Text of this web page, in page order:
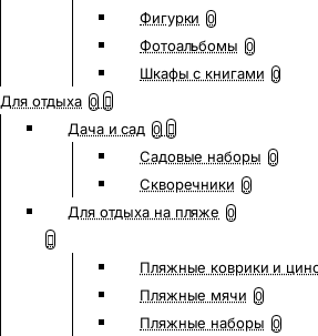
Фигурки 0
Фотоальбомы 0
Шкафы с книгами 0
Для отдыха 0
Дача и сад 0
Садовые наборы 0
Скворечники 0
Для отдыха на пляже 0
Пляжные коврики и
Пляжные мячи 0
Пляжные наборы 0